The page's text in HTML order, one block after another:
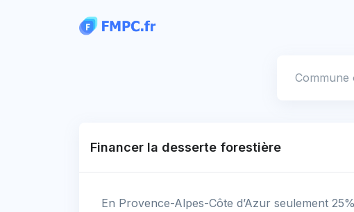
Financer la desserte forestière
En Provence-Alpes-Côte d’Azur seulement